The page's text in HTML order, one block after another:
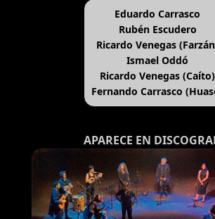
Eduardo Carrasco
Rubén Escudero
Ricardo Venegas
Ismael Oddó
Ricardo Venegas (Caíto)
Fernando Carrasco
APARECE EN